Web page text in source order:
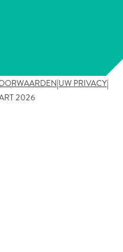
|UW PRIVACY|
2026